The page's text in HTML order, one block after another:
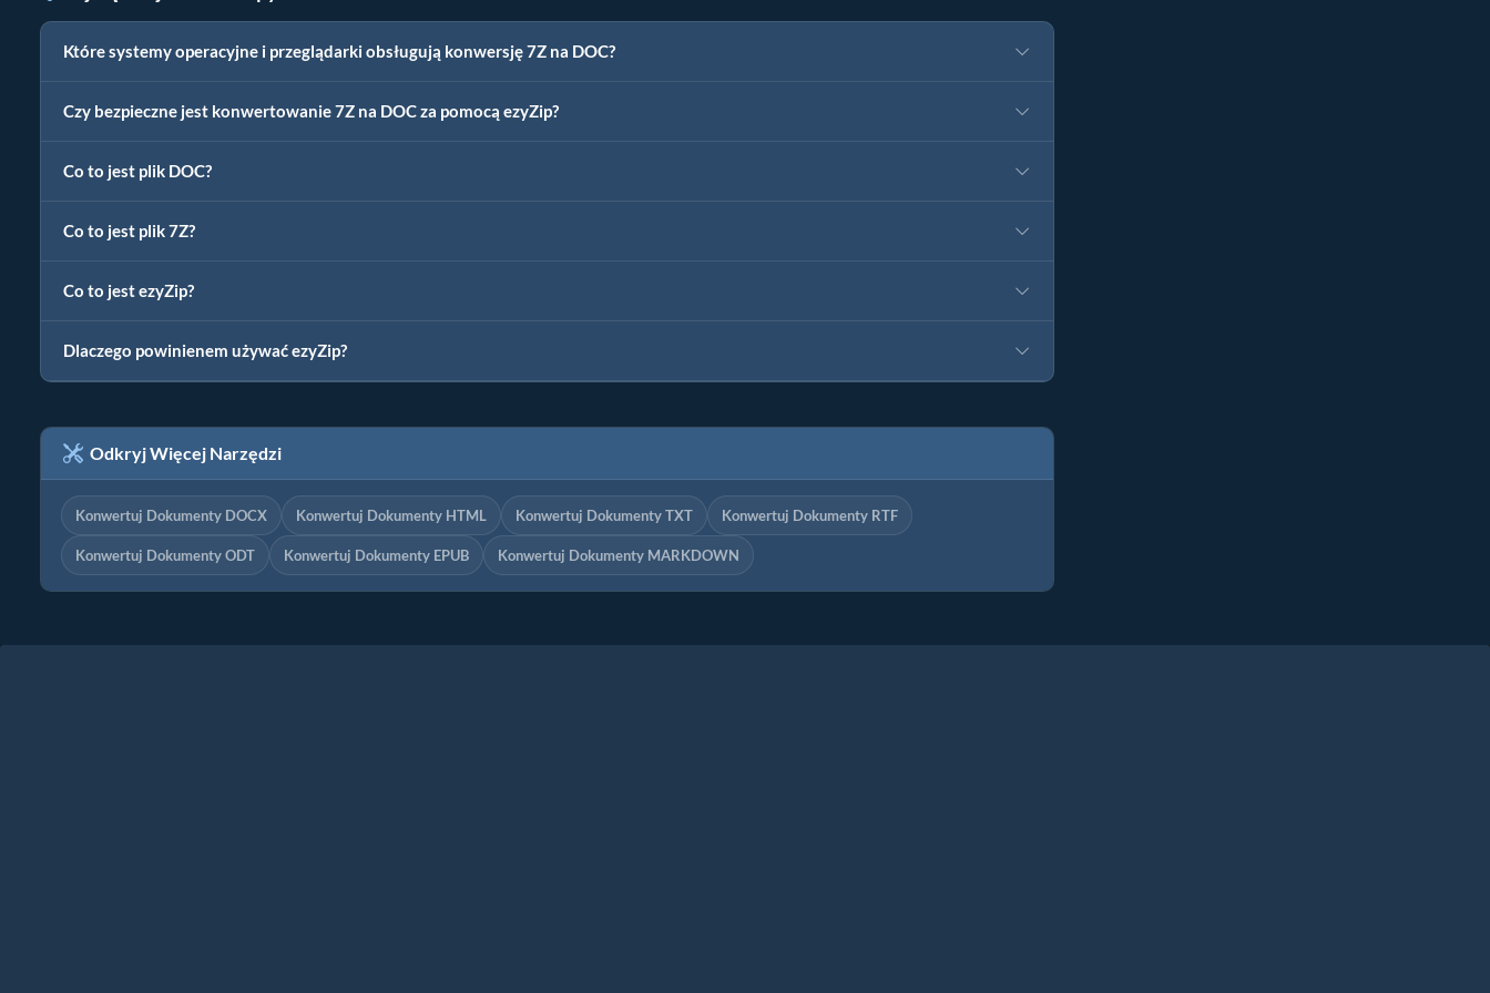
Które systemy operacyjne i przeglądarki obsługują konwersję 7Z na DOC?
Czy bezpieczne jest konwertowanie 7Z na DOC za pomocą ezyZip?
Co to jest plik DOC?
Co to jest plik 7Z?
Co to jest ezyZip?
Dlaczego powinienem używać ezyZip?
Odkryj Więcej Narzędzi
Konwertuj Dokumenty DOCX Konwertuj Dokumenty HTML Konwertuj Dokumenty TXT Konwertuj Dokumenty RTF
Konwertuj Dokumenty ODT Konwertuj Dokumenty EPUB Konwertuj Dokumenty MARKDOWN